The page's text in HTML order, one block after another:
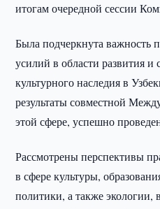
итогам очередной сессии
Была подчеркнута важность
усилий в области развития и
культурного наследия в
результаты совместной
этой сфере, успешно
Рассмотрены перспективы
в сфере культуры,
политики, а также экологии,